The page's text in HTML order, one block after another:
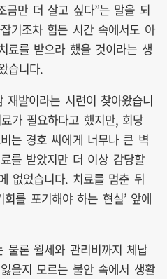
금만 더 살고 싶다”는 말을 되
기조차 힘든 시간 속에서도 아
료를 받으라 했을 것이라는 생
습니다.
발이라는 시련이 찾아왔습니
가 필요하다고 했지만, 회당
는 경호 씨에게 너무나 큰 벽
를 받았지만 더 이상 감당할
없었습니다. 치료를 멈춘 뒤
를 포기해야 하는 현실’ 앞에
물론 월세와 관리비까지 체납
을지 모르는 불안 속에서 생활